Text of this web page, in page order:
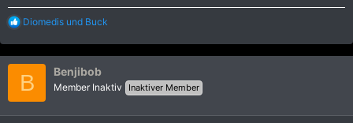
R
a
k
i
Diomedis und Buck
B Benjibob
Member Inaktiv Inaktiver Member